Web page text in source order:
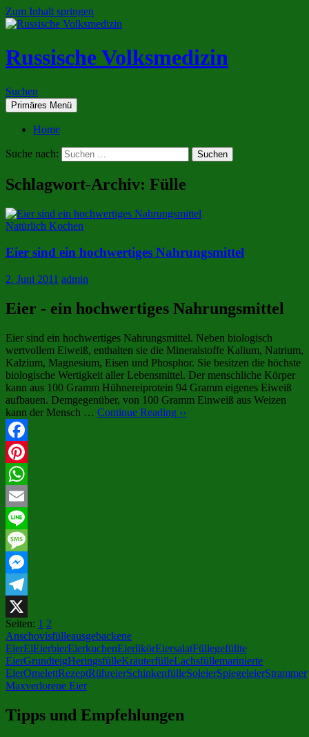
Zum Inhalt springen
Russische Volksmedizin
Suchen
Primäres Menü
Home
Suche nach:
Schlagwort-Archiv: Fülle
Natürlich Kochen
Eier sind ein hochwertiges Nahrungsmittel
2. Juni 2011 admin
Eier - ein hochwertiges Nahrungsmittel
Eier sind ein hochwertiges Nahrungsmittel. Neben biologisch
wertvollem Eiweiß, enthalten sie die Mineralstoffe Kalium, Natrium,
Kalzium, Magnesium, Eisen und Phosphor. Sie besitzen die höchste
biologische Wertigkeit aller Lebensmittel. Der menschliche Körper
kann aus 100 Gramm Hühnereiprotein 94 Gramm eigenes Eiweiß
aufbauen. Demgegenüber, von 100 Gramm Einweiß aus Weizen
kann der Mensch … Continue Reading ››
Facebook
Pinterest
WhatsApp
Email
Line
Message
Messenger
Telegram
X
Seiten: 1 2
Anschovisfülleausgebackene
EierEiEierbierEierkuchenEierlikörEiersalatFüllegefüllte
EierGrundteigHeringsfülleKräuterfülleLachsfüllemarinierte
EierOmelettRezeptRühreierSchinkenfülleSoleierSpiegeleierStrammer
Maxverlorene Eier
Tipps und Empfehlungen